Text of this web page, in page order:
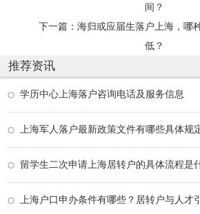
间？
下一篇： 海归或应届生落户上海，哪
低？
推荐资讯
学历中心上海落户咨询电话及服务信息
上海军人落户最新政策文件有哪些具体规
留学生二次申请上海居转户的具体流程是
上海户口申办条件有哪些？居转户与人才